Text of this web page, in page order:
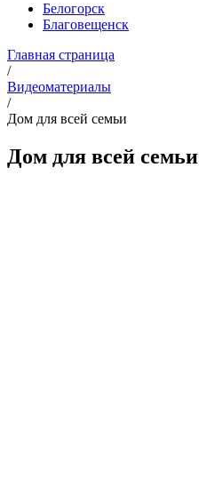
Белогорск
Благовещенск
Главная страница
/
Видеоматериалы
/
Дом для всей семьи
Дом для всей семьи